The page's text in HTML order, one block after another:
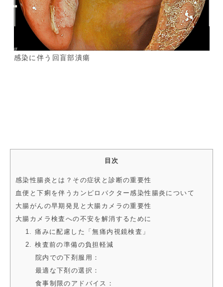
感染に伴う回盲部潰瘍
目次
感染性腸炎とは？その症状と診断の重要性
血便と下痢を伴うカンピロバクター感染性腸炎について
大腸がんの早期発見と大腸カメラの重要性
大腸カメラ検査への不安を解消するために
1. 痛みに配慮した「無痛内視鏡検査」
2. 検査前の準備の負担軽減
院内での下剤服用：
最適な下剤の選択：
食事制限のアドバイス：